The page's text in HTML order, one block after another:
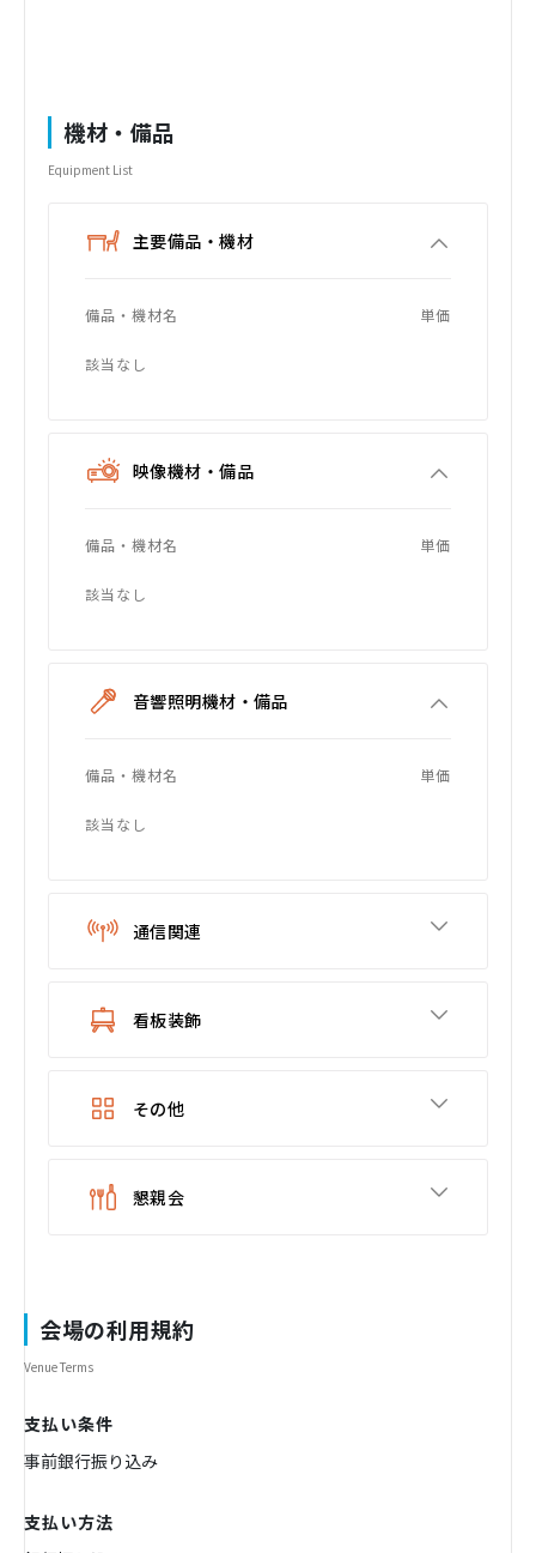
機材・備品
Equipment List
主要備品・機材
備品・機材名 単価
該当なし
映像機材・備品
備品・機材名 単価
該当なし
音響照明機材・備品
備品・機材名 単価
該当なし
通信関連
看板装飾
その他
懇親会
会場の利用規約
Venue Terms
支払い条件
事前銀行振り込み
支払い方法